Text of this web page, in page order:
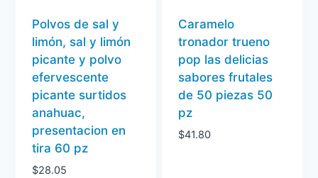
Polvos de sal y
limón, sal y limón
picante y polvo
efervescente
picante surtidos
anahuac,
presentacion en
tira 60 pz
$28.05
Caramelo
tronador trueno
pop las delicias
sabores frutales
de 50 piezas 50
pz
$41.80